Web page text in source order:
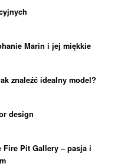
Marin i jej miękkie
znaleźć idealny model?
design
Fire Pit Gallery – pasja i